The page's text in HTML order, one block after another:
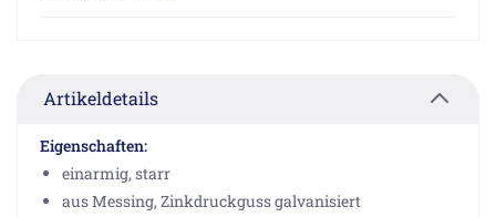
Artikeldetails
Eigenschaften:
einarmig, starr
aus Messing, Zinkdruckguss galvanisiert